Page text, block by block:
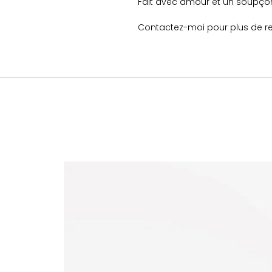
Contactez-moi pour plus de